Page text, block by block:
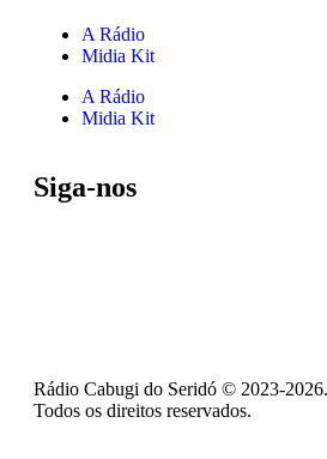
A Rádio
Midia Kit
A Rádio
Midia Kit
Siga-nos
Rádio Cabugi do Seridó © 2023-2026.
Todos os direitos reservados.